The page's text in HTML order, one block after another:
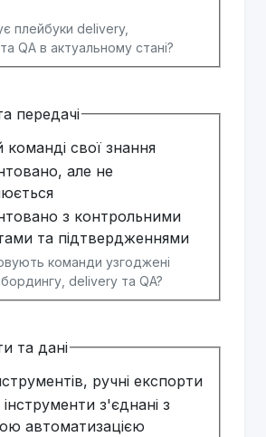
плейбуки delivery,
QA в актуальному стані?
передачі
команді свої знання
але не
з контрольними
та підтвердженнями
команди узгоджені
delivery та QA?
та дані
ручні експорти
з'єднані з
автоматизацією